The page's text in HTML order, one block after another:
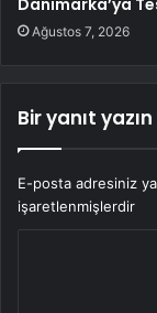
Danimarka’ya
Ağustos 7, 2026
Bir yanıt yazın
E-posta adresiniz
işaretlenmişlerdir